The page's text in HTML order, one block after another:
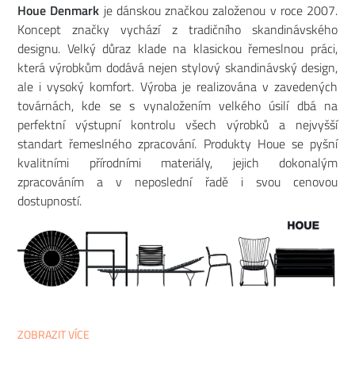
Houe Denmark je dánskou značkou založenou v roce 2007.
Koncept značky vychází z tradičního skandinávského
designu. Velký důraz klade na klasickou řemeslnou práci,
která výrobkům dodává nejen stylový skandinávský design,
ale i vysoký komfort. Výroba je realizována v zavedených
továrnách, kde se s vynaložením velkého úsilí dbá na
perfektní výstupní kontrolu všech výrobků a nejvyšší
standart řemeslného zpracování. Produkty Houe se pyšní
kvalitními přírodními materiály, jejich dokonalým
zpracováním a v neposlední řadě i svou cenovou
dostupností.
ZOBRAZIT VÍCE